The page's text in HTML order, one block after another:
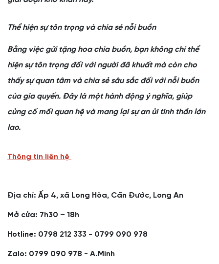
Thể hiện sự tôn trọng và chia sẻ nỗi buồn
Bằng việc gửi tặng hoa chia buồn, bạn không chỉ thể
hiện sự tôn trọng đối với người đã khuất mà còn cho
thấy sự quan tâm và chia sẻ sâu sắc đối với nỗi buồn
của gia quyến. Đây là một hành động ý nghĩa, giúp
củng cố mối quan hệ và mang lại sự an ủi tinh thần lớn
lao.
Thông tin liên hệ
Địa chỉ: Ấp 4, xã Long Hòa, Cần Đước, Long An
Mở cửa: 7h30 – 18h
Hotline: 0798 212 333 - 0799 090 978
Zalo: 0799 090 978 - A.Minh